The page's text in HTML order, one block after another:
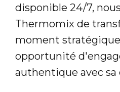
disponible 24/7,
Thermomix de
moment
opportunité
authentique avec